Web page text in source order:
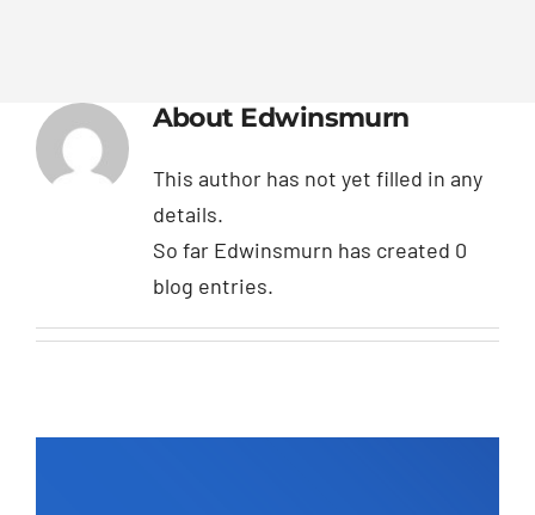
Kontakt
About Edwinsmurn
This author has not yet filled in any
details.
So far Edwinsmurn has created 0
blog entries.